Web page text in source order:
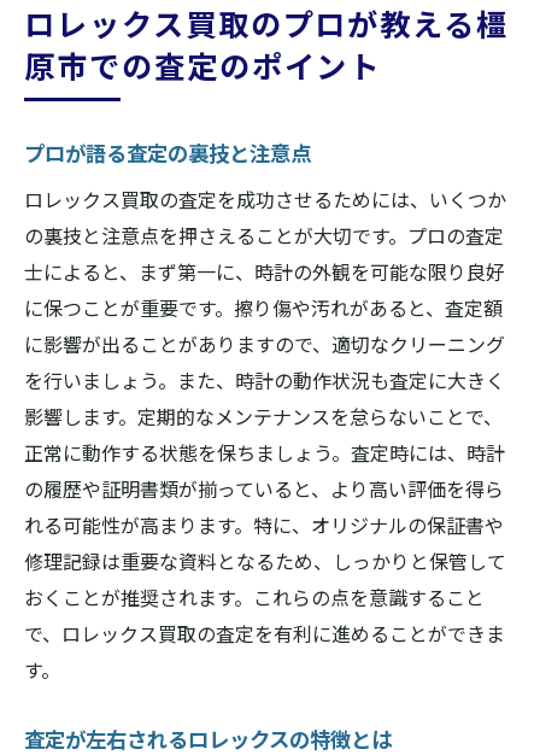
ロレックス買取のプロが教える橿
原市での査定のポイント
プロが語る査定の裏技と注意点
ロレックス買取の査定を成功させるためには、いくつか
の裏技と注意点を押さえることが大切です。プロの査定
士によると、まず第一に、時計の外観を可能な限り良好
に保つことが重要です。擦り傷や汚れがあると、査定額
に影響が出ることがありますので、適切なクリーニング
を行いましょう。また、時計の動作状況も査定に大きく
影響します。定期的なメンテナンスを怠らないことで、
正常に動作する状態を保ちましょう。査定時には、時計
の履歴や証明書類が揃っていると、より高い評価を得ら
れる可能性が高まります。特に、オリジナルの保証書や
修理記録は重要な資料となるため、しっかりと保管して
おくことが推奨されます。これらの点を意識すること
で、ロレックス買取の査定を有利に進めることができま
す。
査定が左右されるロレックスの特徴とは